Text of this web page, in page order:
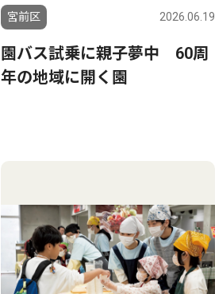
宮前区 2026.06.19
園バス試乗に親子夢中 60周
年の地域に開く園